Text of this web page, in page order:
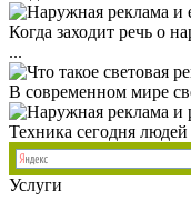
Когда заходит речь о
...
В современном мире
Техника сегодня
Услуги